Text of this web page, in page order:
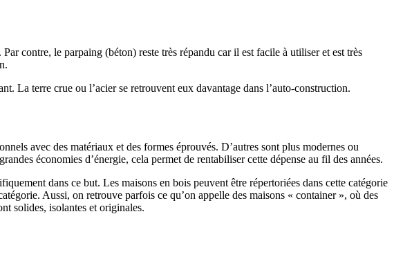
contre, le parpaing (béton) reste très répandu car il est facile à utiliser et est très
La terre crue ou l’acier se retrouvent eux davantage dans l’auto-construction.
avec des matériaux et des formes éprouvés. D’autres sont plus modernes ou
économies d’énergie, cela permet de rentabiliser cette dépense au fil des années.
dans ce but. Les maisons en bois peuvent être répertoriées dans cette catégorie
Aussi, on retrouve parfois ce qu’on appelle des maisons « container », où des
solides, isolantes et originales.